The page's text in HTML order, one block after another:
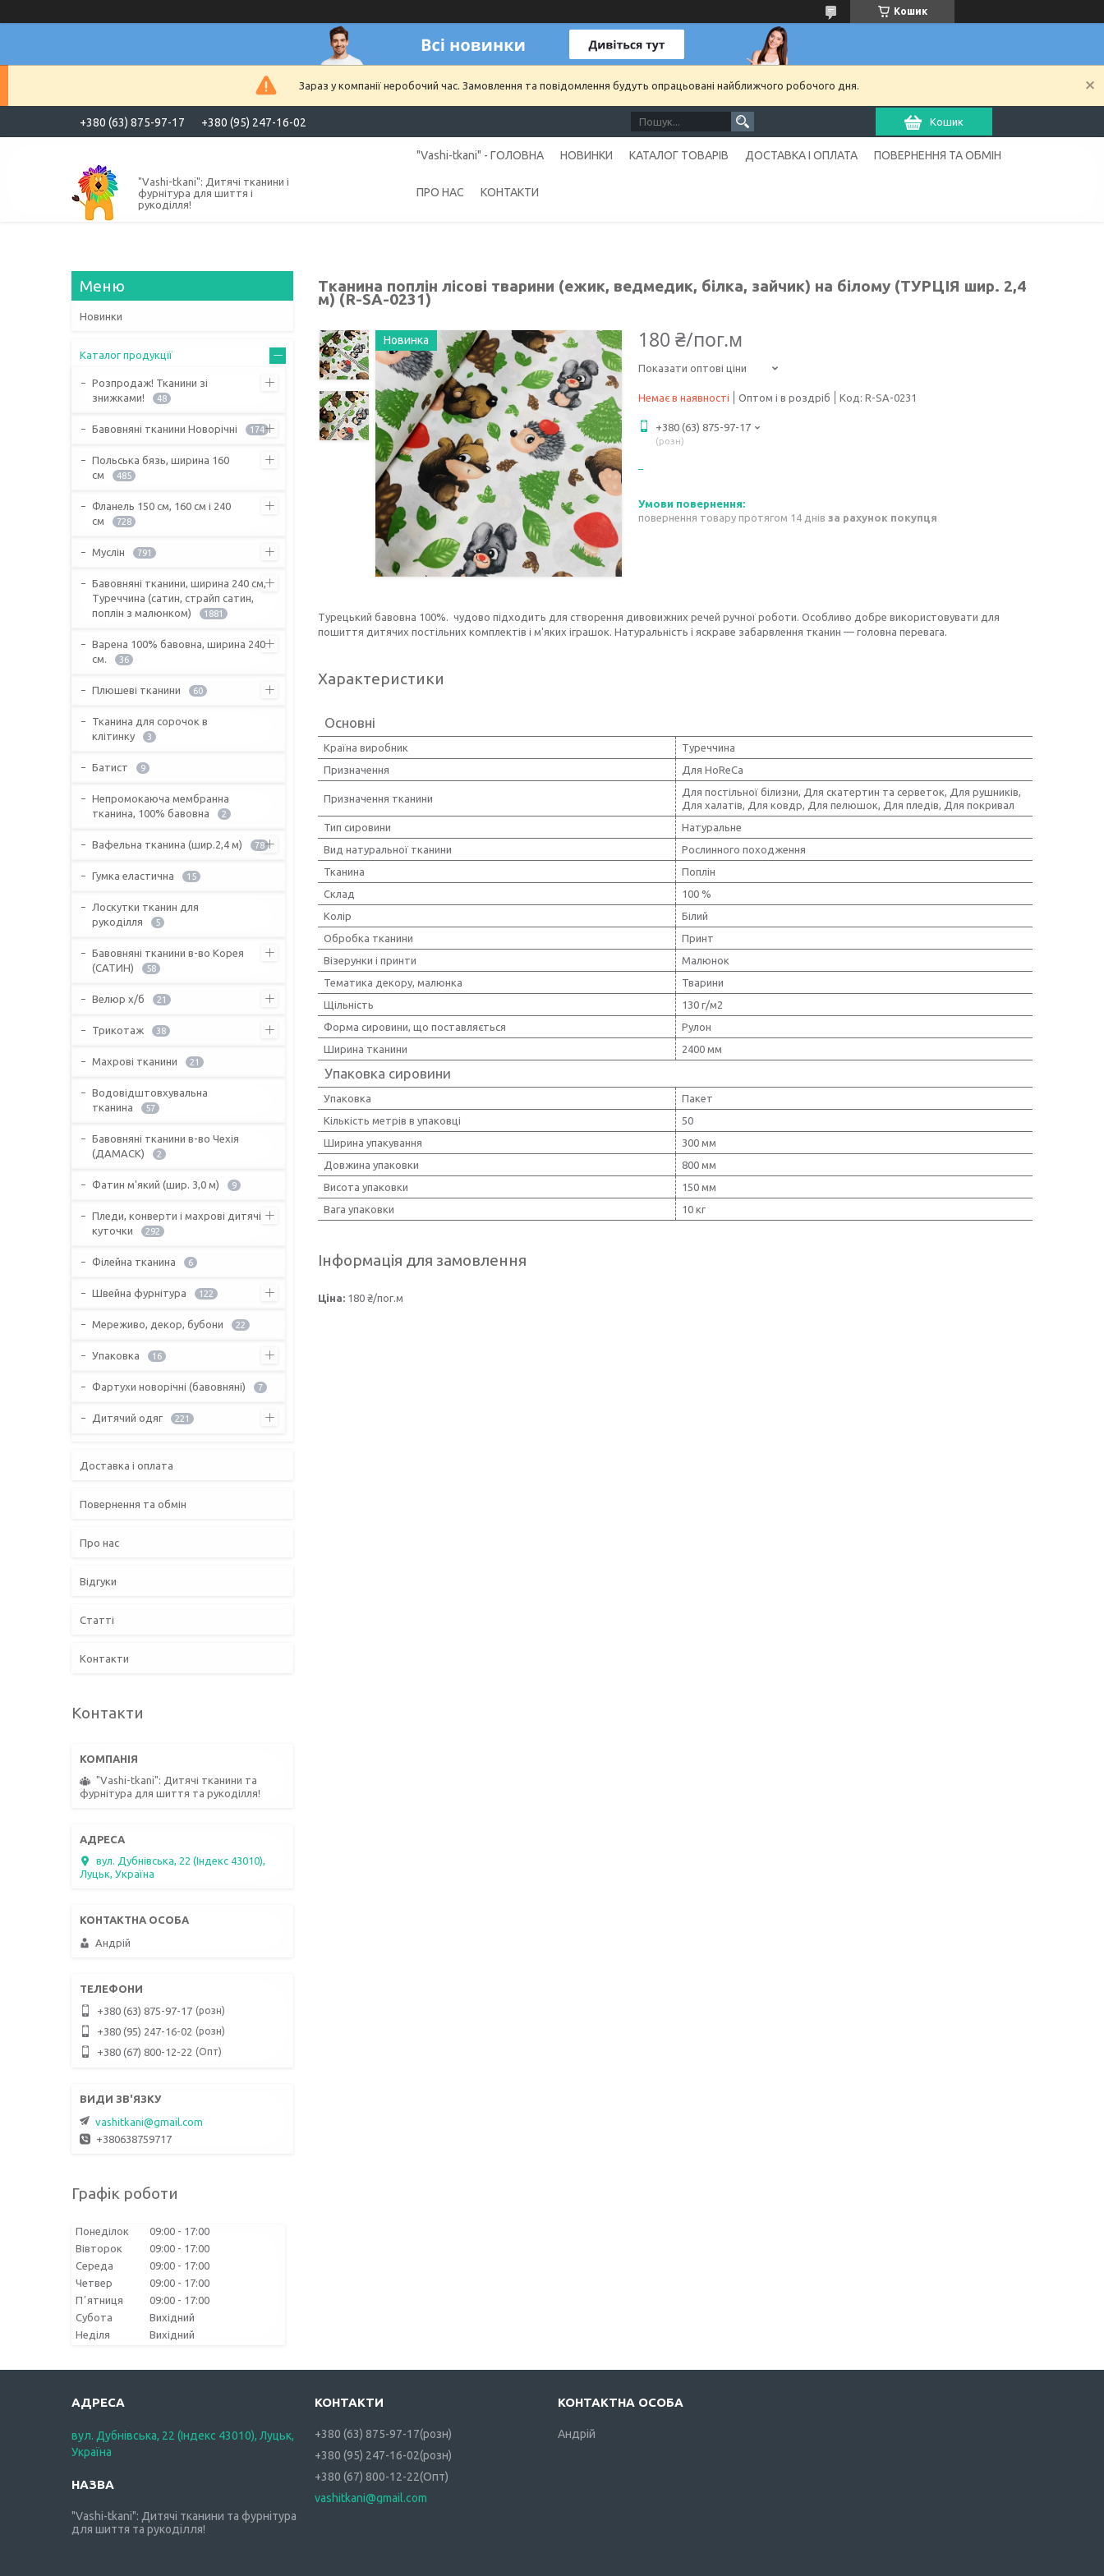
Кошик
Зараз у компанії неробочий час. Замовлення та повідомлення будуть опрацьовані найближчого робочого дня.
+380 (63) 875-97-17 +380 (95) 247-16-02 Кошик
"Vashi-tkani": Дитячі тканини і
фурнітура для шиття і
рукоділля!
"Vashi-tkani" - ГОЛОВНА НОВИНКИ КАТАЛОГ ТОВАРІВ ДОСТАВКА І ОПЛАТА ПОВЕРНЕННЯ ТА ОБМІН
ПРО НАС КОНТАКТИ
Тканина поплін лісові тварини (ежик, ведмедик, білка, зайчик) на білому (ТУРЦІЯ шир. 2,4
м) (R-SA-0231)
Новинка 180 ₴/пог.м
Показати оптові ціни
Немає в наявності Оптом і в роздріб Код: R-SA-0231
+380 (63) 875-97-17
розн
повернення товару протягом 14 днів за рахунок покупця
Турецький бавовна 100%. чудово підходить для створення дивовижних речей ручної роботи. Особливо добре використовувати для
пошиття дитячих постільних комплектів і м'яких іграшок. Натуральність і яскраве забарвлення тканин — головна перевага.
Характеристики
Основні
Країна виробник
Туреччина
Призначення
Для HoReCa
Призначення тканини
Для постільної білизни, Для скатертин та серветок, Для рушників,
Для халатів, Для ковдр, Для пелюшок, Для пледів, Для покривал
Тип сировини
Натуральне
Вид натуральної тканини
Рослинного походження
Тканина
Поплін
Склад
100 %
Колір
Білий
Обробка тканини
Принт
Візерунки і принти
Малюнок
Тематика декору, малюнка
Тварини
Щільність
130 г/м2
Форма сировини, що поставляється
Рулон
Ширина тканини
2400 мм
Упаковка сировини
Упаковка
Пакет
Кількість метрів в упаковці
50
Ширина упакування
300 мм
Довжина упаковки
800 мм
Висота упаковки
150 мм
Вага упаковки
10 кг
Інформація для замовлення
Ціна: 180 ₴/пог.м
Новинки
Каталог продукції
Розпродаж! Тканини зі
знижками!
48
Бавовняні тканини Новорічні 174
Польська бязь, ширина 160
см
485
Фланель 150 см, 160 см і 240
см
728
Муслін 791
Бавовняні тканини, ширина 240 см,
Туреччина (сатин, страйп сатин,
поплін з малюнком)
1881
Варена 100% бавовна, ширина 240
см.
36
Плюшеві тканини 60
Тканина для сорочок в
клітинку
3
Батист 9
Непромокаюча мембранна
тканина, 100% бавовна
2
Вафельна тканина (шир.2,4 м) 78
Гумка еластична 15
Лоскутки тканин для
рукоділля
5
Бавовняні тканини в-во Корея
(САТИН)
58
Велюр х/б 21
Трикотаж 38
Махрові тканини 21
Водовідштовхувальна
тканина
57
Бавовняні тканини в-во Чехія
(ДАМАСК)
2
Фатин м'який (шир. 3,0 м) 9
Пледи, конверти і махрові дитячі
куточки
292
Філейна тканина 6
Швейна фурнітура 122
Мереживо, декор, бубони 22
Упаковка 16
Фартухи новорічні (бавовняні) 7
Дитячий одяг 221
Доставка і оплата
Повернення та обмін
Про нас
Відгуки
Статті
Контакти
Контакти
"Vashi-tkani": Дитячі тканини та
фурнітура для шиття та рукоділля!
вул. Дубнівська, 22 (Індекс 43010),
Луцьк, Україна
Андрій
+380 (63) 875-97-17 розн
+380 (95) 247-16-02 розн
+380 (67) 800-12-22 Опт
vashitkani@gmail.com
+380638759717
Графік роботи
Понеділок 09:00
17:00
Вівторок
09:00
17:00
Середа
09:00
17:00
Четвер
09:00
17:00
Пʼятниця
09:00
17:00
Субота
Вихідний
Неділя
Вихідний
вул. Дубнівська, 22 (Індекс 43010), Луцьк,
Україна
"Vashi-tkani": Дитячі тканини та фурнітура
для шиття та рукоділля!
+380 (63) 875-97-17 розн
+380 (95) 247-16-02 розн
+380 (67) 800-12-22 Опт
vashitkani@gmail.com
Андрій